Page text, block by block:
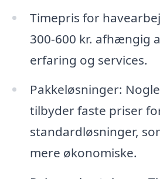
Timepris for
300-600 kr. afhængig
erfaring og services.
Pakkeløsninger:
tilbyder faste priser
standardløsninger,
mere økonomiske.